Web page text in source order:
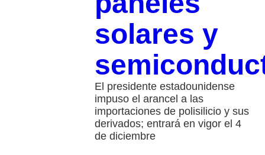
solares y
El presidente estadounidense
impuso el arancel a las
importaciones de polisilicio y sus
derivados; entrará en vigor el 4
de diciembre